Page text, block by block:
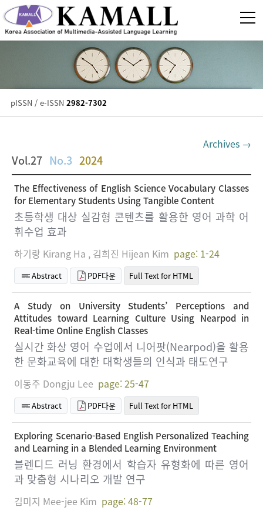
pISSN / e-ISSN 2982-7302
Archives →
Vol.27 No.3 2024
The Effectiveness of English Science Vocabulary Classes
for Elementary Students Using Tangible Content
초등학생 대상 실감형 콘텐츠를 활용한 영어 과학 어
휘수업 효과
하기랑 Kirang Ha , 김희진 Hijean Kim page: 1-24
Abstract PDF다운 Full Text for HTML
A Study on University Students’ Perceptions and
Attitudes toward Learning Culture Using Nearpod in
Real-time Online English Classes
실시간 화상 영어 수업에서 니어팟(Nearpod)을 활용
한 문화교육에 대한 대학생들의 인식과 태도연구
이동주 Dongju Lee page: 25-47
Abstract PDF다운 Full Text for HTML
Exploring Scenario-Based English Personalized Teaching
and Learning in a Blended Learning Environment
블렌디드 러닝 환경에서 학습자 유형화에 따른 영어
과 맞춤형 시나리오 개발 연구
김미지 Mee-jee Kim page: 48-77